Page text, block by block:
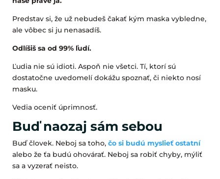
Predstav si, že už nebudeš čakať kým maska vybledne,
ale vôbec si ju nenasadíš.
Odlíšiš sa od 99% ľudí.
Ľudia nie sú idioti. Aspoň nie všetci. Tí, ktorí sú
dostatočne uvedomelí dokážu spoznať, či niekto nosí
masku.
Vedia oceniť úprimnosť.
Buď naozaj sám sebou
Buď človek. Neboj sa toho, čo si budú myslieť ostatní
alebo že ťa budú ohovárať. Neboj sa robiť chyby, mýliť
sa a vyzerať neisto.